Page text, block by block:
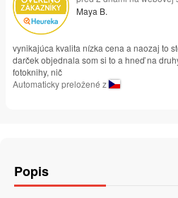
Maya B.
vynikajúca kvalita nízka cena a naozaj to
darček objednala som si to a hneď na
fotoknihy, nič
Automaticky preložené z
Popis